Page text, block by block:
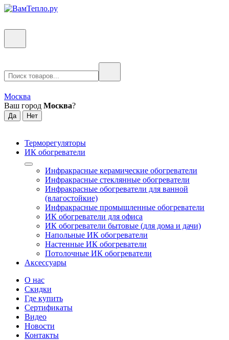
Москва
Ваш город Москва?
Терморегуляторы
ИК обогреватели
Инфракрасные керамические обогреватели
Инфракрасные стеклянные обогреватели
Инфракрасные обогреватели для ванной
(влагостойкие)
Инфракрасные промышленные обогреватели
ИК обогреватели для офиса
ИК обогреватели бытовые (для дома и дачи)
Напольные ИК обогреватели
Настенные ИК обогреватели
Потолочные ИК обогреватели
Аксессуары
О нас
Скидки
Где купить
Сертификаты
Видео
Новости
Контакты